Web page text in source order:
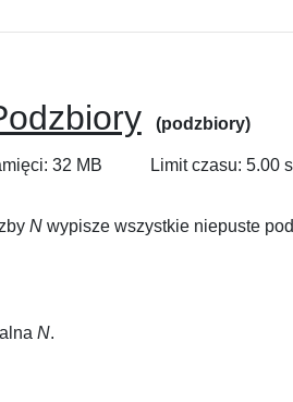
(podzbiory)
32 MB Limit czasu: 5.00 s
N wypisze wszystkie niepuste
N.